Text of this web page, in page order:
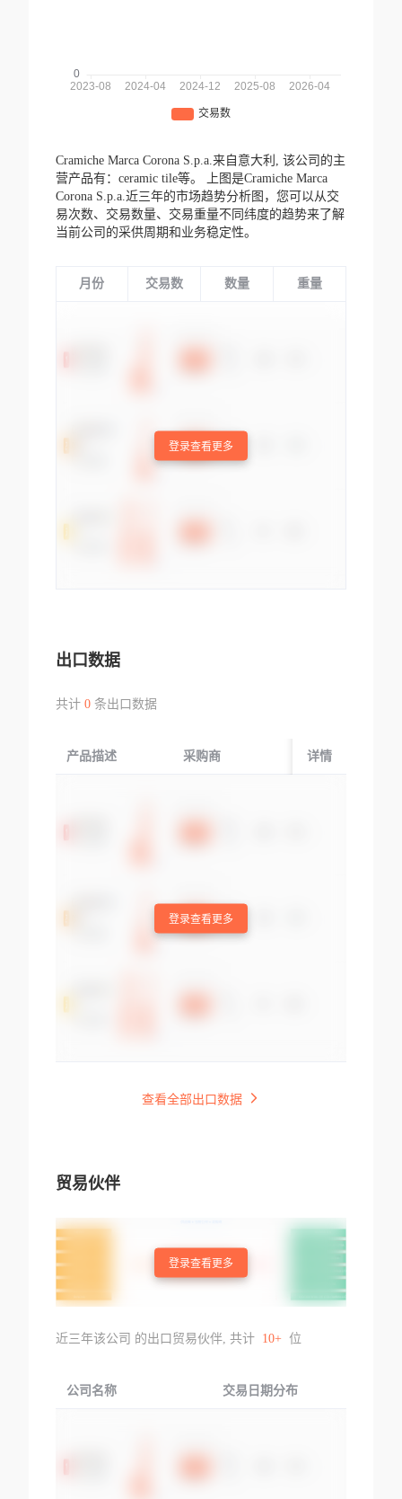
Cramiche Marca Corona S.p.a.来自意大利, 该公司的主
营产品有：ceramic tile等。
上图是Cramiche Marca
Corona S.p.a.近三年的市场趋势分析图，您可以从交
易次数、交易数量、交易重量不同纬度的趋势来了解
当前公司的采供周期和业务稳定性。
月份 交易数 数量 重量
登录查看更多
出口数据
共计 0条出口数据
产品描述 采购商 起运国/地区
详情
登录查看更多
查看全部出口数据
贸易伙伴
登录查看更多
近三年该公司 的出口贸易伙伴, 共计 10+ 位
公司名称 交易日期分布